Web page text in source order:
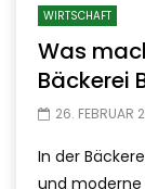
WIRTSCHAFT
Was
Bäckerei
26. FEBRUAR
In der
und moderne